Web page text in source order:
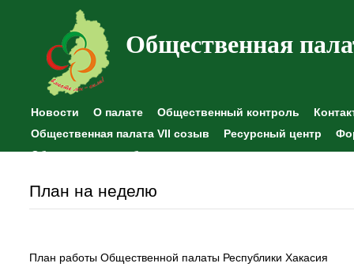
Общественная
Новости О палате Общественный контроль
Общественная палата VII созыв
Ресурсный центр
Общественные наблюдения
План на неделю
План работы Общественной палаты Республики Хакасия